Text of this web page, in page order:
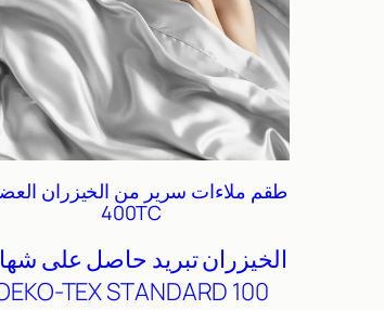
طقم ملاءات سرير من الخيزران
400TC
الخيزرانتبريد حاصل على
TEX STANDARD 100